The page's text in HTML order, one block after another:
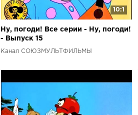
нашем канале.
10:1
Ну, погоди! Все серии - Ну, погоди!
- Выпуск 15
Канал СОЮЗМУЛЬТФИЛЬМЫ